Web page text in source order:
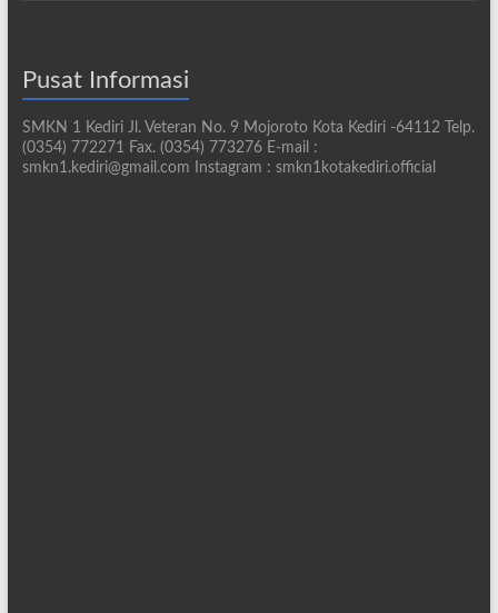
Pusat Informasi
SMKN 1 Kediri Jl. Veteran No. 9 Mojoroto Kota Kediri -64112 Telp.
(0354) 772271 Fax. (0354) 773276 E-mail :
smkn1.kediri@gmail.com Instagram : smkn1kotakediri.official